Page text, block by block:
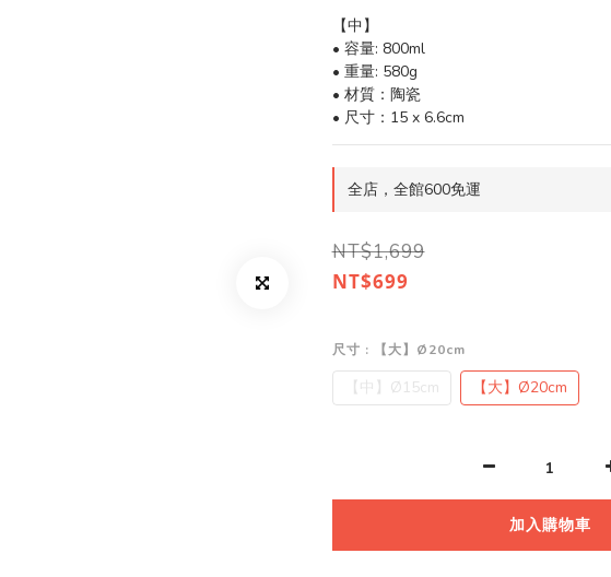
【中】
• 容量: 800ml
• 重量: 580g
• 材質：陶瓷
• 尺寸：15 x 6.6cm
全店，全館600免運
NT$1,699
NT$699
尺寸 : 【大】Ø20cm
【中】Ø15cm 【大】Ø20cm
加入購物車